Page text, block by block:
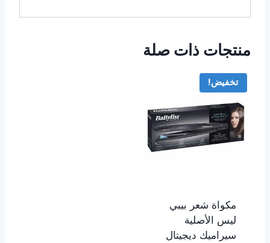
منتجات ذات صلة
تخفيض!
مكواة شعر بيبي
ليس الأصلية
سيراميك ديجيتال